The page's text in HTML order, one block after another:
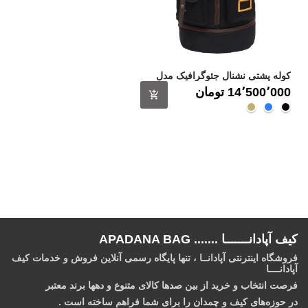
کوله پشتی نشنال جئوگرافیک مدل
CYLINDER N27700
قیمت
14٬500٬000 ‎تومان
مشکــی
آبـیخاکـی
کیف آپادانـــــــا ....... APADANA BAG
فروشگاه اینترنتی آپادانــا ، تنها پایگاه رسمی آنلاین فروش و خدمات کیف
آپادانــــا
فرصت انتخاب و خرید از بین صدها کالای متنوع و دهها برند معتبر
در حوزه‌های کیف و چمدان را برای شما فراهم ساخته است .